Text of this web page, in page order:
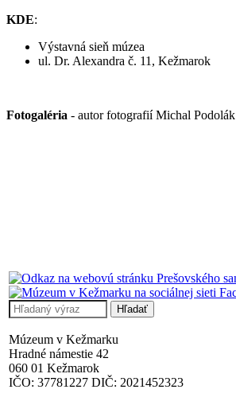
KDE:
Výstavná sieň múzea
ul. Dr. Alexandra č. 11, Kežmarok
Fotogaléria - autor fotografií Michal Podolák
Múzeum v Kežmarku
Hradné námestie 42
060 01 Kežmarok
IČO: 37781227 DIČ: 2021452323